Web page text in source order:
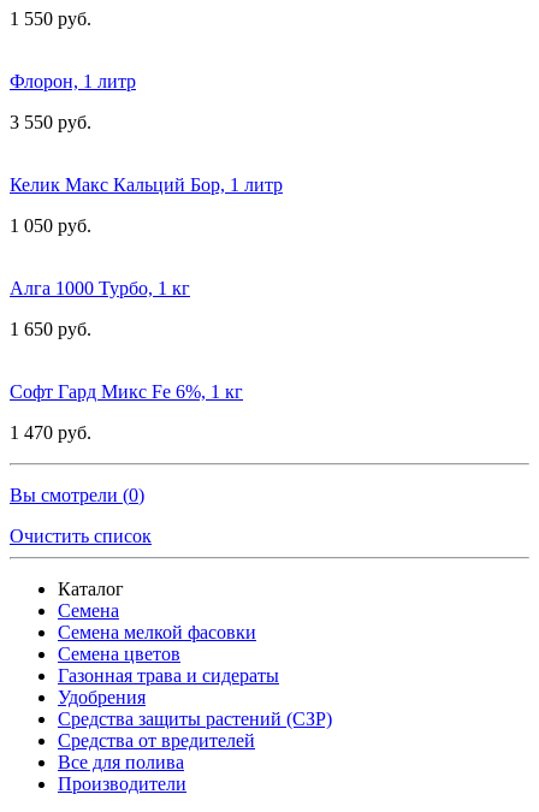
1 550 руб.
Флорон, 1 литр
3 550 руб.
Келик Макс Кальций Бор, 1 литр
1 050 руб.
Алга 1000 Турбо, 1 кг
1 650 руб.
Софт Гард Микс Fe 6%, 1 кг
1 470 руб.
Вы смотрели (0)
Очистить список
Каталог
Семена
Семена мелкой фасовки
Семена цветов
Газонная трава и сидераты
Удобрения
Средства защиты растений (СЗР)
Средства от вредителей
Все для полива
Производители